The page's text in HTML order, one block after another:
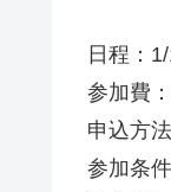
日程：
参加費
申込方法
参加条